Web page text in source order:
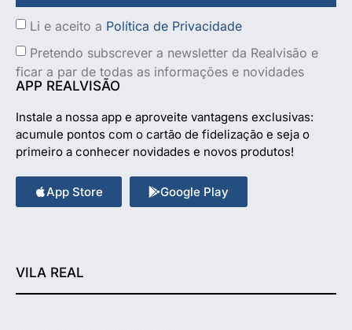
Li e aceito a Política de Privacidade
Pretendo subscrever a newsletter da Realvisão e
ficar a par de todas as informações e novidades
APP REALVISÃO
Instale a nossa app e aproveite vantagens exclusivas:
acumule pontos com o cartão de fidelização e seja o
primeiro a conhecer novidades e novos produtos!
App Store Google Play
VILA REAL